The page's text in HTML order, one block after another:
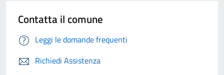
Contatta il comune
Leggi le domande frequenti
Richiedi Assistenza